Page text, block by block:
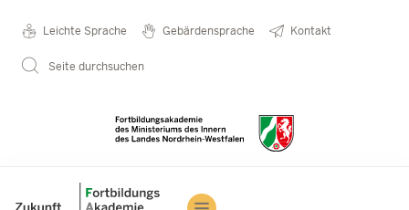
Metanavigation
Leichte Sprache Gebärdensprache Kontakt
Seite durchsuchen